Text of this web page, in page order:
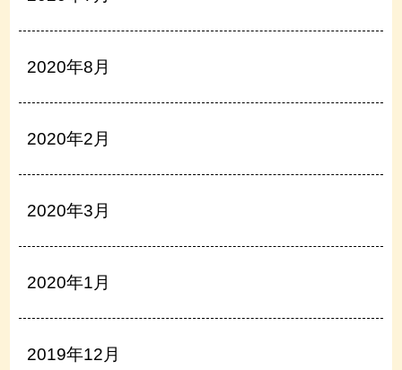
2020年8月
2020年2月
2020年3月
2020年1月
2019年12月